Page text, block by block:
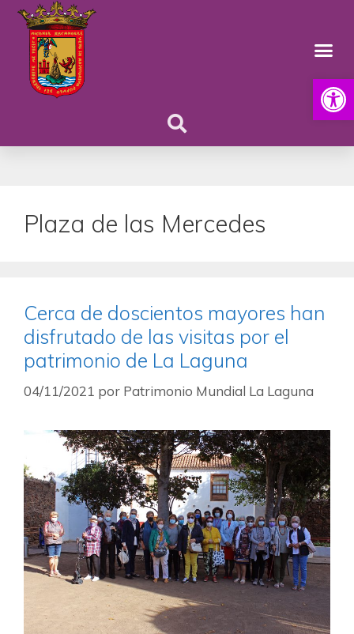
Abrir
Plaza de las Mercedes
Cerca de doscientos mayores han
disfrutado de las visitas por el
patrimonio de La Laguna
04/11/2021 por Patrimonio Mundial La Laguna